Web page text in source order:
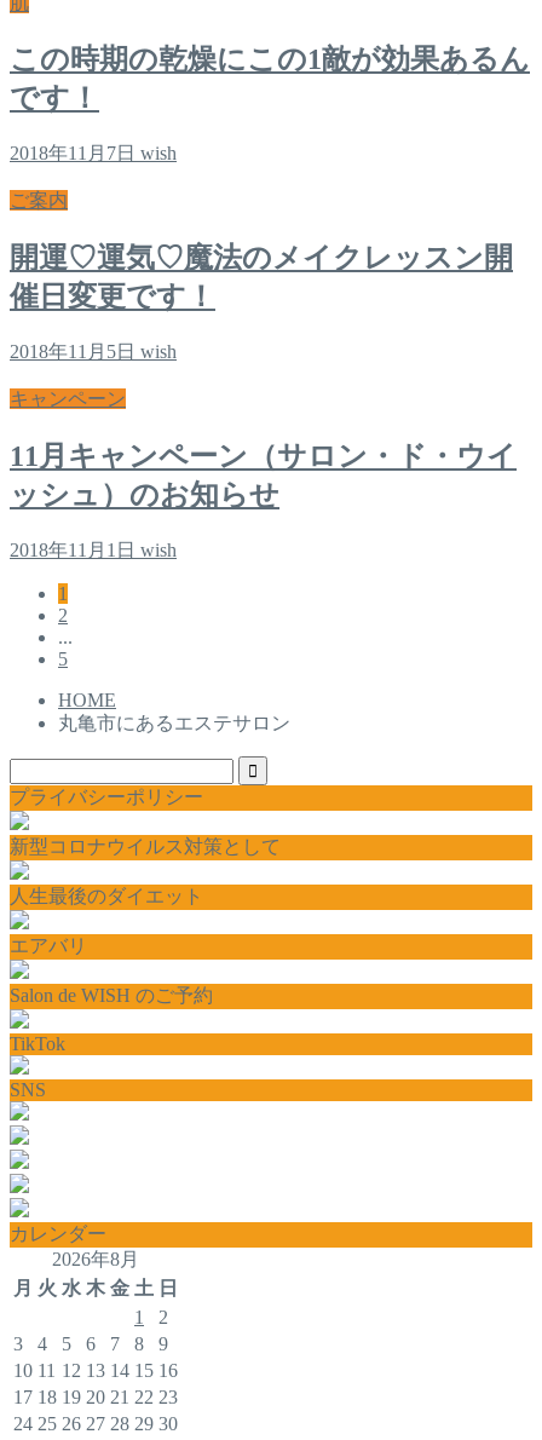
この時期の乾燥にこの1敵が効果あるん
です！
2018年11月7日 wish
ご案内
開運♡運気♡魔法のメイクレッスン開
催日変更です！
2018年11月5日 wish
キャンペーン
11月キャンペーン（サロン・ド・ウイ
ッシュ）のお知らせ
2018年11月1日 wish
1
2
...
5
HOME
丸亀市にあるエステサロン
プライバシーポリシー
新型コロナウイルス対策として
人生最後のダイエット
エアバリ
Salon de WISH のご予約
TikTok
SNS
カレンダー
2026年8月
月 火 水 木 金 土 日
1
2
3
4 5 6 7 8
9
10 11 12 13 14 15 16
17 18 19 20 21 22 23
24 25 26 27 28 29 30